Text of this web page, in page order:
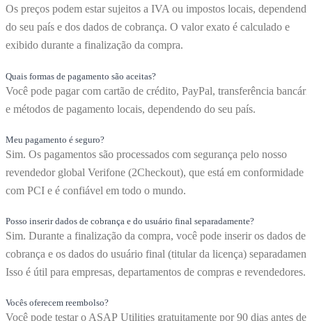
Os preços podem estar sujeitos a IVA ou impostos locais, dependendo
do seu país e dos dados de cobrança. O valor exato é calculado e
exibido durante a finalização da compra.
Quais formas de pagamento são aceitas?
Você pode pagar com cartão de crédito, PayPal, transferência
e métodos de pagamento locais, dependendo do seu país.
Meu pagamento é seguro?
Sim. Os pagamentos são processados com segurança pelo nosso
revendedor global Verifone (2Checkout), que está em conformidade
com PCI e é confiável em todo o mundo.
Posso inserir dados de cobrança e do usuário final separadamente?
Sim. Durante a finalização da compra, você pode inserir os dados de
cobrança e os dados do usuário final (titular da licença)
Isso é útil para empresas, departamentos de compras e revendedores.
Vocês oferecem reembolso?
Você pode testar o ASAP Utilities gratuitamente por 90 dias antes de